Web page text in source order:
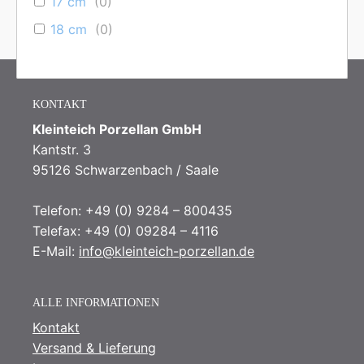
18 cm (0)
19 cm (0)
19,5 cm
20 cm
( 0)
20,5 cm (0)
21 cm
( 0
21,5 cm (0)
22,5 cm (0)
23 cm
KONTAKT
Kleinteich Porzellan GmbH
Kantstr. 3
95126 Schwarzenbach / Saale
Telefon: +49 (0) 9284 – 800435
Telefax: +49 (0) 09284 – 4116
E-Mail: info@kleinteich-porzellan.de
ALLE INFORMATIONEN
Kontakt
Versand & Lieferung